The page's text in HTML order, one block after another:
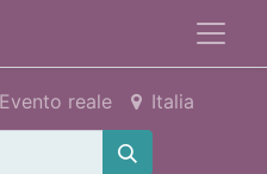
Evento reale Italia